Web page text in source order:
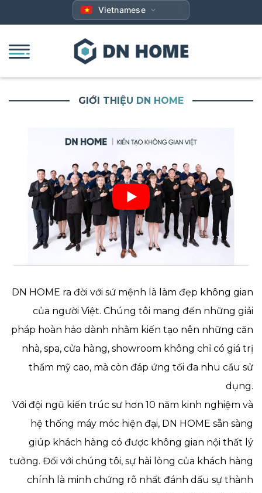
qua
dung
Vietnamese
GIỚI THIỆU DN HOME
DN HOME ra đời với sứ mệnh là làm đẹp không gian
của người Việt. Chúng tôi mang đến những giải
pháp hoàn hảo dành nhằm kiến tạo nên những căn
nhà, spa, cửa hàng, showroom không chỉ có giá trị
thẩm mỹ cao, mà còn đáp ứng tối đa nhu cầu sử
dụng.
Với đội ngũ kiến trúc sư hơn 10 năm kinh nghiệm và
hệ thống máy móc hiện đại, DN HOME sẵn sàng
giúp khách hàng có được không gian nội thất lý
tưởng. Đối với chúng tôi, sự hài lòng của khách hàng
chính là minh chứng rõ nhất đánh dấu sự thành